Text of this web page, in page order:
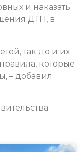
и наказать
ДТП, в
так до и их
которые
– добавил